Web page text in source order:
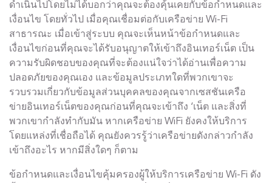
ดำเนินไปโดยไม่ได้บอกว่าคุณจะต้องคุ้นเคยกับข้อกำหนดและ
เงื่อนไข โดยทั่วไป เมื่อคุณเชื่อมต่อกับเครือข่าย Wi-Fi
สาธารณะ เมื่อเข้าสู่ระบบ คุณจะเห็นหน้าข้อกำหนดและ
เงื่อนไขก่อนที่คุณจะได้รับอนุญาตให้เข้าถึงอินเทอร์เน็ต เป็น
ความรับผิดชอบของคุณที่จะต้องแน่ใจว่าได้อ่านเพื่อความ
ปลอดภัยของคุณเอง และข้อมูลประเภทใดที่พวกเขาจะ
รวบรวมเกี่ยวกับข้อมูลส่วนบุคคลของคุณจากเซสชันเครือ
ข่ายอินเทอร์เน็ตของคุณก่อนที่คุณจะเข้าถึง ‘เน็ต และสิ่งที่
พวกเขากำลังทำกับมัน หากเครือข่าย WiFi ยังคงให้บริการ
โดยแหล่งที่เชื่อถือได้ คุณยังควรรู้ว่าเครือข่ายดังกล่าวกำลัง
เข้าถึงอะไร หากมีสิ่งใดๆ ก็ตาม
ข้อกำหนดและเงื่อนไขคุ้มครองผู้ให้บริการเครือข่าย Wi-Fi ดัง